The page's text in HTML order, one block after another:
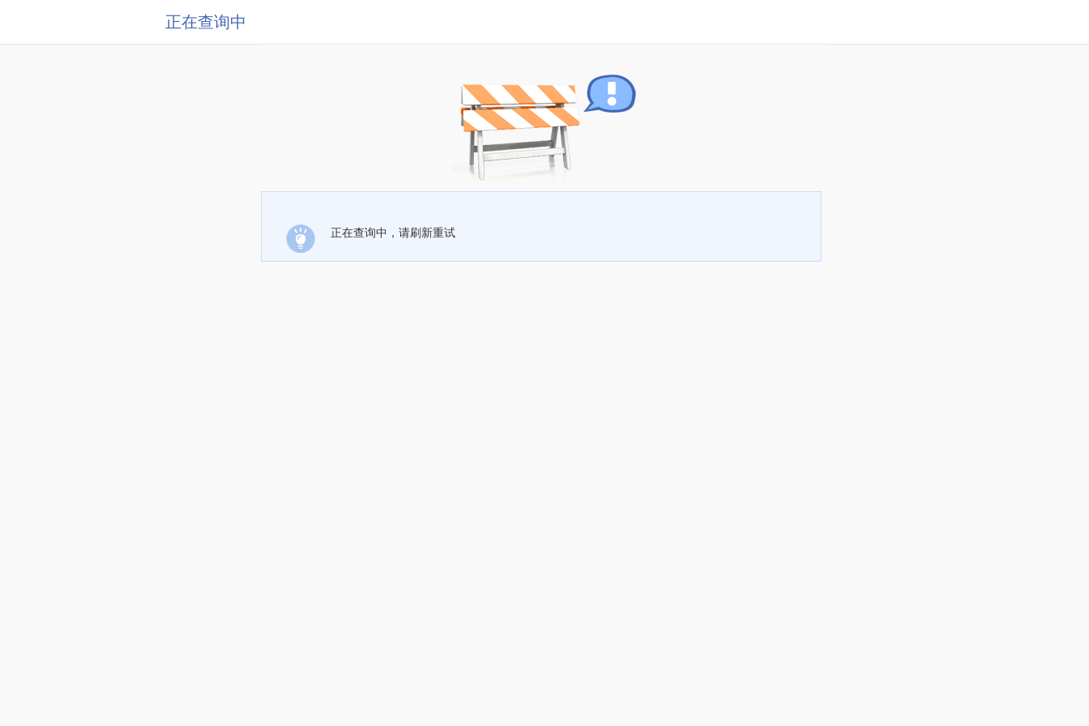
正在查询中
正在查询中，请刷新重试